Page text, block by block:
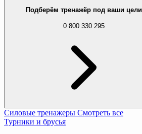
Подберём тренажёр под ваши цели
0 800 330 295
Силовые тренажеры Смотреть все
Турники и брусья